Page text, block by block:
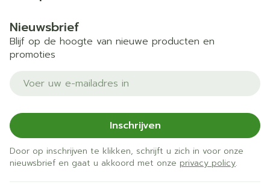
Nieuwsbrief
Blijf op de hoogte van nieuwe producten en
promoties
E-mail adres
Inschrijven
Door op inschrijven te klikken, schrijft u zich in voor onze
nieuwsbrief en gaat u akkoord met onze privacy policy.